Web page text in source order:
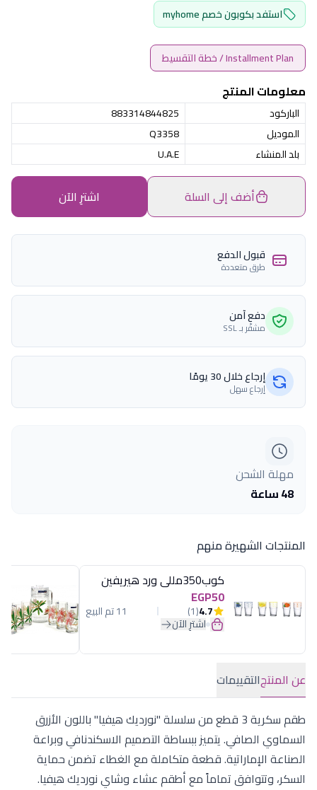
استفد بكوبون خصم myhome
Installment Plan / خطة التقسيط
معلومات المنتج
الباركود
883314844825
الموديل
Q3358
بلد المنشاء
U.A.E
أضف إلى السلة اشترِ الآن
قبول الدفع
طرق متعددة
دفع آمن
مشفّر بـ SSL
إرجاع خلال 30 يومًا
إرجاع سهل
مهلة الشحن
48 ساعة
المنتجات الشهيرة منهم
كوب350مللى ورد هيريفين
EGP50
4.7
(1) 11 تم البيع
اشترِ الآن
عن المنتجالتقييمات
طقم سكرية 3 قطع من سلسلة "نورديك هيفيا" باللون الأزرق
السماوي الصافي. يتميز ببساطة التصميم الاسكندنافي وبراعة
الصناعة الإماراتية. قطعة متكاملة مع الغطاء تضمن حماية
السكر، وتتوافق تماماً مع أطقم عشاء وشاي نورديك هيفيا.